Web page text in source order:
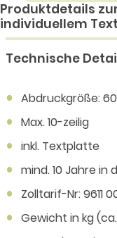
Produktdetails
individuellem
Technische
Abdruckgröße:
Max. 10-zeilig
inkl. Textplatte
mind. 10 Jahre
Zolltarif-Nr: 9611
Gewicht in kg